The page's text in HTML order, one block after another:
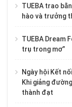
TUEBA trao
hào và trưởng
TUEBA Dream
trụ trong mơ”
Ngày hội Kết
Khi giảng
thành đạt